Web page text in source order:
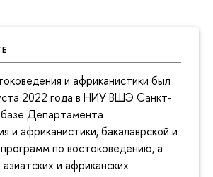
и африканистики был
2022 года в НИУ ВШЭ Санкт-
Департамента
и африканистики, бакалаврской и
по востоковедению, а
и африканских